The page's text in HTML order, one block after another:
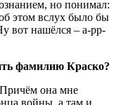
но понимал:
этом вслух было бы
вот нашёлся – а-рр-
фамилию Краско?
она мне
войны, а там и